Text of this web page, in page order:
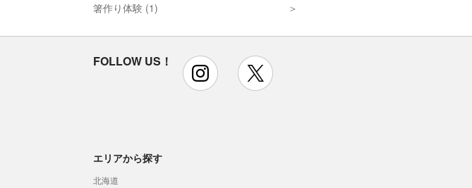
箸作り体験 (1)
FOLLOW US！ instagram
エリアから探す
北海道